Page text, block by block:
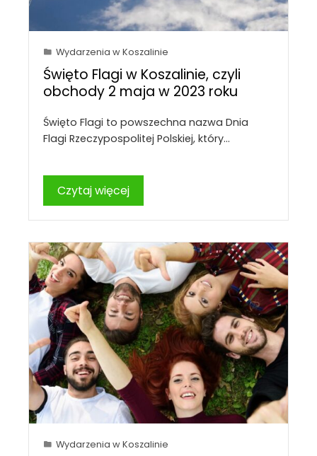
Wydarzenia w Koszalinie
Święto Flagi w Koszalinie, czyli
obchody 2 maja w 2023 roku
Święto Flagi to powszechna nazwa Dnia
Flagi Rzeczypospolitej Polskiej, który…
Czytaj więcej
Wydarzenia w Koszalinie